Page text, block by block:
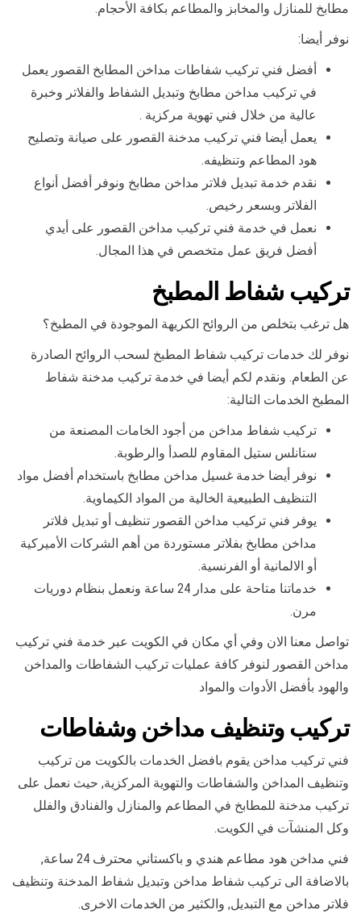
مطابخ للمنازل والمخابز والمطاعم بكافة الأحجام.
نوفر أيضا:
أفضل فني تركيب شفاطات مداخن المطابخ القصور يعمل
في تركيب مداخن مطابخ وتبديل الشفاط والفلاتر وخبرة
عالية من خلال فني تهوية مركزية .
يعمل أيضا فني تركيب مدخنة القصور على صيانة وتصليح
هود المطاعم وتنظيفه.
نقدم خدمة تبديل فلاتر مداخن مطابخ ونوفر أفضل أنواع
الفلاتر وبسعر رخيص.
نعمل في خدمة فني تركيب مداخن القصور على أيدي
أفضل فريق عمل متخصص في هذا المجال.
تركيب شفاط المطبخ
هل ترغب بتخلص من الروائح الكريهة الموجودة في المطبخ؟
نوفر لك خدمات تركيب شفاط المطبخ لسحب الروائح الصادرة
عن الطعام. ونقدم لكم أيضا في خدمة تركيب مدخنة شفاط
المطبخ الخدمات التالية:
تركيب شفاط مداخن من أجود الخامات المصنعة من
ستانلس ستيل المقاوم للصدأ والرطوبة.
نوفر أيضا خدمة غسيل مداخن مطابخ باستخدام أفضل مواد
التنظيف الطبيعية الخالية من المواد الكيماوية.
يوفر فني تركيب مداخن القصور تنظيف أو تبديل فلاتر
مداخن مطابخ بفلاتر مستوردة من أهم الشركات الأميركية
أو الالمانية أو الفرنسية.
خدماتنا متاحة على مدار 24 ساعة ونعمل بنظام دوريات
مرن.
تواصل معنا الان وفي أي مكان في الكويت عبر خدمة فني تركيب
مداخن القصور لنوفر كافة عمليات تركيب الشفاطات والمداخن
والهود بأفضل الأدوات والمواد
تركيب وتنظيف مداخن وشفاطات
فني تركيب مداخن يقوم بافضل الخدمات بالكويت من تركيب
وتنظيف المداخن والشفاطات والتهوية المركزية, حيث نعمل على
تركيب مدخنة للمطابخ في المطاعم والمنازل والفنادق والفلل
وكل المنشآت في الكويت.
فني مداخن هود مطاعم هندي و باكستاني محترف 24 ساعة,
بالاضافة الى تركيب شفاط مداخن وتبديل شفاط المدخنة وتنظيف
فلاتر مداخن مع التبديل, والكثير من الخدمات الاخرى.